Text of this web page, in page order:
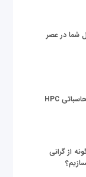
شما در عصر
از گرانی